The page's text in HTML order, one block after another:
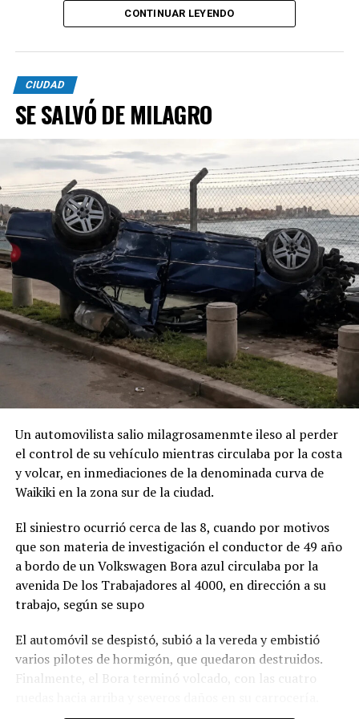
CONTINUAR LEYENDO
CIUDAD
SE SALVÓ DE MILAGRO
Un automovilista salio milagrosamenmte ileso al perder
el control de su vehículo mientras circulaba por la costa
y volcar, en inmediaciones de la denominada curva de
Waikiki en la zona sur de la ciudad.
El siniestro ocurrió cerca de las 8, cuando por motivos
que son materia de investigación el conductor de 49 año
a bordo de un Volkswagen Bora azul circulaba por la
avenida De los Trabajadores al 4000, en dirección a su
trabajo, según se supo
El automóvil se despistó, subió a la vereda y embistió
varios pilotes de hormigón, que quedaron destruidos.
Finalmente, el Bora terminó volcado, con las cuatro